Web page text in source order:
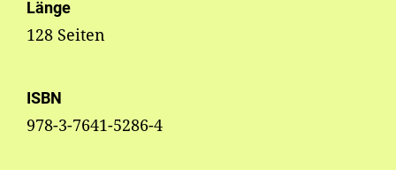
Länge
128 Seiten
ISBN
978-3-7641-5286-4